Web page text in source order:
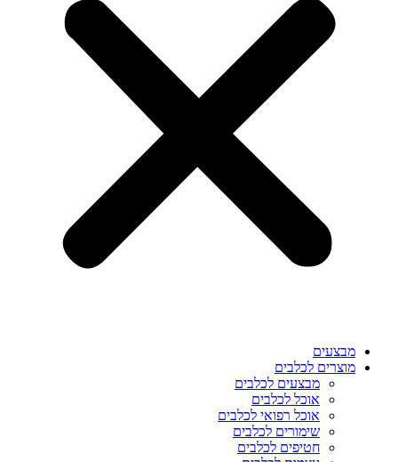
מבצעים
מוצרים לכלבים
מבצעים לכלבים
אוכל לכלבים
אוכל רפואי לכלבים
שימורים לכלבים
חטיפים לכלבים